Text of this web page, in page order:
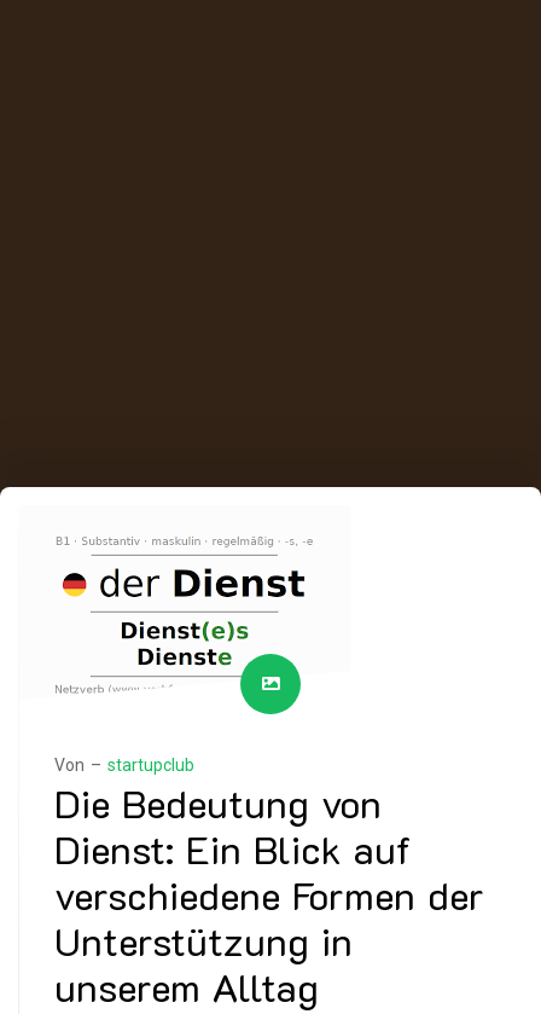
Von – startupclub
Die Bedeutung von
Dienst: Ein Blick auf
verschiedene Formen der
Unterstützung in
unserem Alltag